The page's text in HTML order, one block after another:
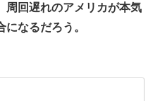
周回遅れのアメリカが本気
なるだろう。